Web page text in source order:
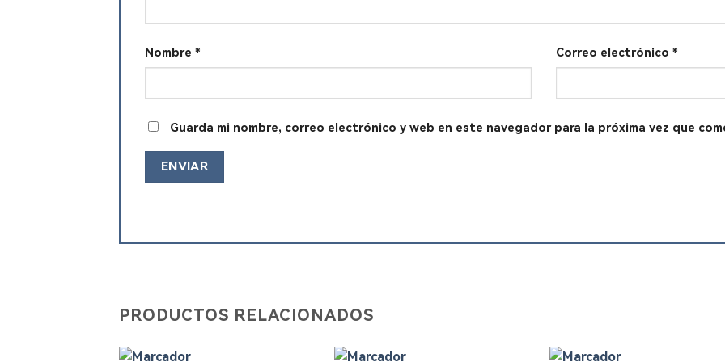
Nombre * Correo electrónico *
Guarda mi nombre, correo electrónico y web en este navegador para la próxima vez que
PRODUCTOS RELACIONADOS